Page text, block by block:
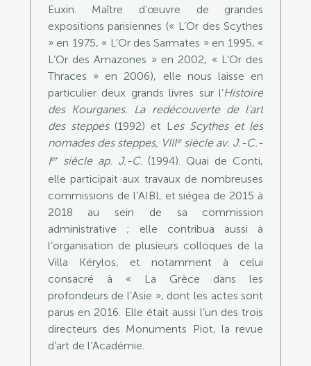
Euxin. Maître d’œuvre de grandes
expositions parisiennes (« L’Or des Scythes
» en 1975, « L’Or des Sarmates » en 1995, «
L’Or des Amazones » en 2002, « L’Or des
Thraces » en 2006), elle nous laisse en
particulier deux grands livres sur l’Histoire
des Kourganes. La redécouverte de l’art
des steppes(1992) et Les Scythes et les
nomades des steppes, VIIIesiècle av. J.-C.-
Iersiècle ap. J.-C. (1994). Quai de Conti,
elle participait aux travaux de nombreuses
commissions de l’AIBL et siégea de 2015 à
2018 au sein de sa commission
administrative ; elle contribua aussi à
l’organisation de plusieurs colloques de la
Villa Kérylos, et notamment à celui
consacré à « La Grèce dans les
profondeurs de l’Asie », dont les actes sont
parus en 2016. Elle était aussi l’un des trois
directeurs des Monuments Piot, la revue
d’art de l’Académie.